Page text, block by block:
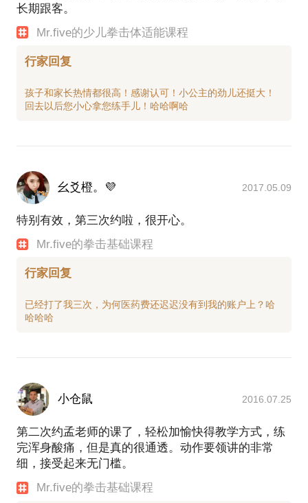
长期跟客。
Mr.five的少儿拳击体适能课程
行家回复
孩子和家长热情都很高！感谢认可！小公主的劲儿还挺大！
幺爻橙。💜 2017.05.09
特别有效，第三次约啦，很开心。
Mr.five的拳击基础课程
行家回复
已经打了我三次，为何医药费还迟迟没有到我的账户上？哈
小仓鼠 2016.07.25
第二次约孟老师的课了，轻松加愉快得教学方式，练
完浑身酸痛，但是真的很通透。动作要领讲的非常
细，接受起来无门槛。
Mr.five的拳击基础课程